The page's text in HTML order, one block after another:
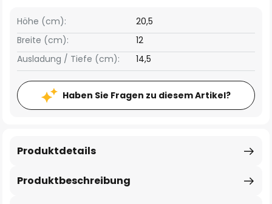
Breite (cm): 12
Höhe (cm): 20,5
Ausladung / Tiefe (cm): 14,5
Haben Sie Fragen zu diesem Artikel?
Produktbeschreibung
Produktdetails